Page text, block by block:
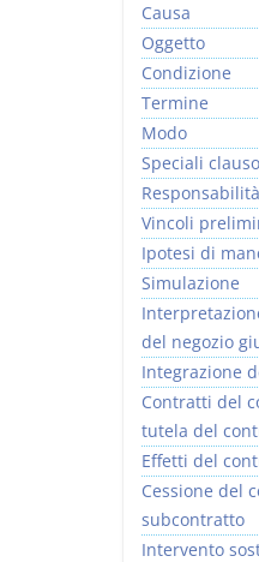
Causa
Oggetto
Condizione
Termine
Modo
Speciali
Vincoli
Ipotesi di
Simulazione
del negozio
Integrazione
Contratti del
tutela del
Effetti del
Cessione del
subcontratto
Intervento